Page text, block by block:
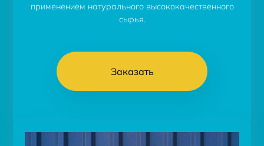
применением натурального высококачественного
сырья.
Заказать